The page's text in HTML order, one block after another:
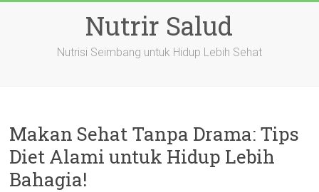
Nutrir Salud
Nutrisi Seimbang untuk Hidup Lebih Sehat
Makan Sehat Tanpa Drama: Tips
Diet Alami untuk Hidup Lebih
Bahagia!